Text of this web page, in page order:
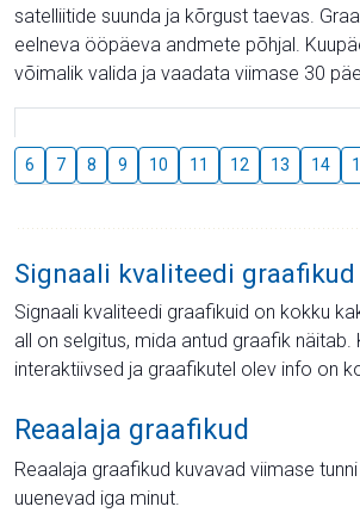
satelliitide suunda ja kõrgust taevas.
eelneva ööpäeva andmete põhjal.
võimalik valida ja vaadata viimase 30
6 7 8 9 10 11 12 13 14
Signaali kvaliteedi graafikud
Signaali kvaliteedi graafikuid on kokku
all on selgitus, mida antud graafik näitab.
interaktiivsed ja graafikutel olev info on
Reaalaja graafikud
Reaalaja graafikud kuvavad viimase
uuenevad iga minut.